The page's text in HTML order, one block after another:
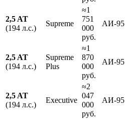
2,5 AT
(194 л.с.)
Supreme
≈1
751
000
руб.
АИ-95
2,5 AT
(194 л.с.)
Supreme
Plus
≈1
870
000
руб.
АИ-95
2,5 AT
(194 л.с.)
Executive
≈2
047
000
руб.
АИ-95